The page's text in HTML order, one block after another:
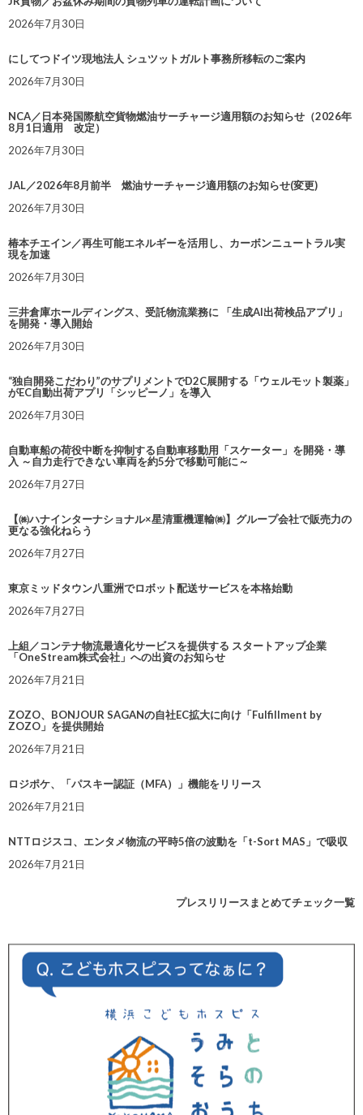
2026年7月30日
にしてつドイツ現地法人 シュツットガルト事務所移転のご案内
2026年7月30日
NCA／日本発国際航空貨物燃油サーチャージ適用額のお知らせ（2026年
8月1日適用 改定）
2026年7月30日
JAL／2026年8月前半 燃油サーチャージ適用額のお知らせ(変更)
2026年7月30日
椿本チエイン／再生可能エネルギーを活用し、カーボンニュートラル実
現を加速
2026年7月30日
三井倉庫ホールディングス、受託物流業務に 「生成AI出荷検品アプリ」
を開発・導入開始
2026年7月30日
“独自開発こだわり”のサプリメントでD2C展開する「ウェルモット製薬」
がEC自動出荷アプリ「シッピーノ」を導入
2026年7月30日
自動車船の荷役中断を抑制する自動車移動用「スケーター」を開発・導
入 ～自力走行できない車両を約5分で移動可能に～
2026年7月27日
【㈱ハナインターナショナル×星清重機運輸㈱】グループ会社で販売力の
更なる強化ねらう
2026年7月27日
東京ミッドタウン八重洲でロボット配送サービスを本格始動
2026年7月27日
上組／コンテナ物流最適化サービスを提供する スタートアップ企業
「OneStream株式会社」への出資のお知らせ
2026年7月21日
ZOZO、BONJOUR SAGANの自社EC拡大に向け「Fulfillment by
ZOZO」を提供開始
2026年7月21日
ロジポケ、「パスキー認証（MFA）」機能をリリース
2026年7月21日
NTTロジスコ、エンタメ物流の平時5倍の波動を「t-Sort MAS」で吸収
2026年7月21日
プレスリリースまとめてチェック一覧